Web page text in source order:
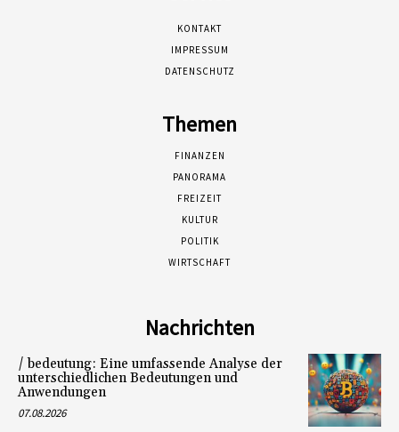
KONTAKT
IMPRESSUM
DATENSCHUTZ
Themen
FINANZEN
PANORAMA
FREIZEIT
KULTUR
POLITIK
WIRTSCHAFT
Nachrichten
/ bedeutung: Eine umfassende Analyse der
unterschiedlichen Bedeutungen und
Anwendungen
07.08.2026